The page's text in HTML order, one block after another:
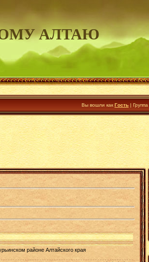
АЛТАЮ
Вы вошли как Гость | Группа
районе Алтайского края